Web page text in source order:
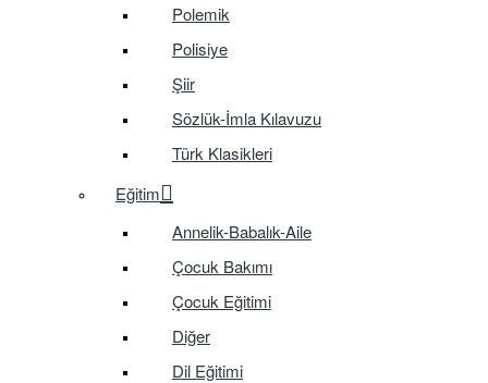
Polemik
Polisiye
Şiir
Sözlük-İmla Kılavuzu
Türk Klasikleri
Eğitim
Annelik-Babalık-Aile
Çocuk Bakımı
Çocuk Eğitimi
Diğer
Dil Eğitimi